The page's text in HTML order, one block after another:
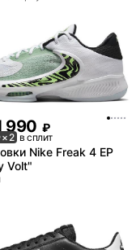
990 ₽
× 2 в сплит
Nike Freak 4 EP
Volt"